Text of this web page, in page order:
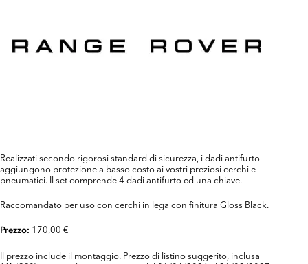
Realizzati secondo rigorosi standard di sicurezza, i dadi antifurto
aggiungono protezione a basso costo ai vostri preziosi cerchi e
pneumatici. Il set comprende 4 dadi antifurto ed una chiave.
Raccomandato per uso con cerchi in lega con finitura Gloss Black.
Prezzo: 170,00 €
Il prezzo include il montaggio. Prezzo di listino suggerito, inclusa